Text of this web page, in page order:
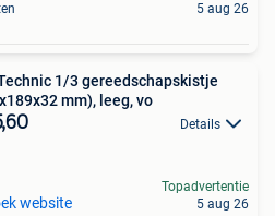
5 aug 26
1/3 gereedschapskistje
mm), leeg, vo
Details
website
Topadvertentie
5 aug 26